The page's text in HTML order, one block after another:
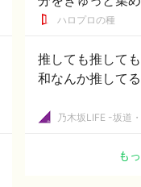
す！」ハロプロの種
推しても推して
和なんか推して
乃木坂LIFE -坂道
も